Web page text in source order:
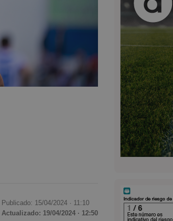
Publicado: 15/04/2024 · 11:10
Actualizado: 19/04/2024 · 12:50